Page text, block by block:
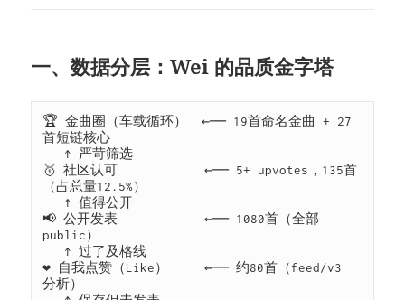
一、数据分层：Wei 的品质金字塔
🏆 金曲圈（车载循环）  ←── 19首命名金曲 + 27
首短链核心
🥇 社区认可            ←── 5+ upvotes，135首
（占总量12.5%）
📢 公开发表            ←── 1080首（全部
public）
❤️ 自我点赞（Like）     ←── 约80首（feed/v3
分析）